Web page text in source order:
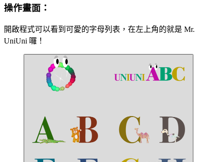
操作畫面：
開啟程式可以看到可愛的字母列表，在左上角的就是 Mr.
UniUni 囉！